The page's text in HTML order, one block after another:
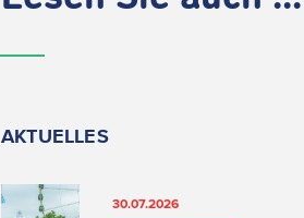
AKTUELLES
30.07.2026